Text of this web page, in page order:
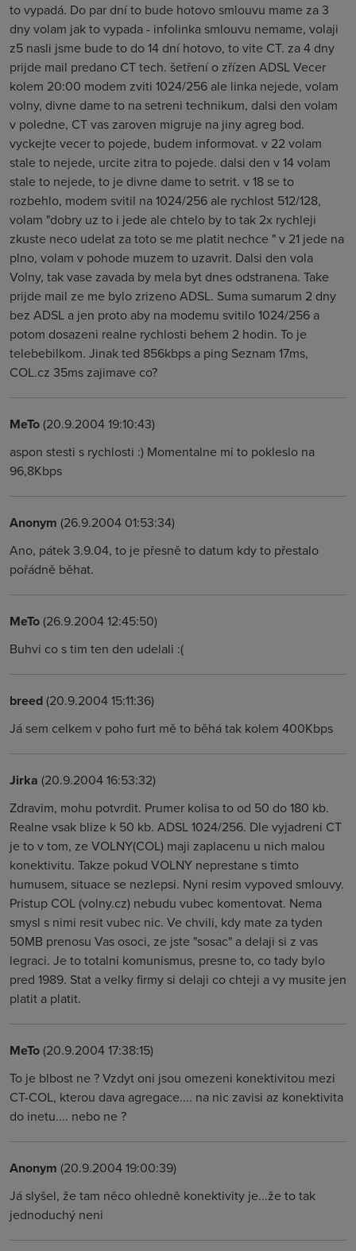
to vypadá. Do par dní to bude hotovo smlouvu mame za 3
dny volam jak to vypada - infolinka smlouvu nemame, volaji
z5 nasli jsme bude to do 14 dní hotovo, to vite CT. za 4 dny
prijde mail predano CT tech. šetření o zřízen ADSL Vecer
kolem 20:00 modem zviti 1024/256 ale linka nejede, volam
volny, divne dame to na setreni technikum, dalsi den volam
v poledne, CT vas zaroven migruje na jiny agreg bod.
vyckejte vecer to pojede, budem informovat. v 22 volam
stale to nejede, urcite zitra to pojede. dalsi den v 14 volam
stale to nejede, to je divne dame to setrit. v 18 se to
rozbehlo, modem svitil na 1024/256 ale rychlost 512/128,
volam "dobry uz to i jede ale chtelo by to tak 2x rychleji
zkuste neco udelat za toto se me platit nechce " v 21 jede na
plno, volam v pohode muzem to uzavrit. Dalsi den vola
Volny, tak vase zavada by mela byt dnes odstranena. Take
prijde mail ze me bylo zrizeno ADSL. Suma sumarum 2 dny
bez ADSL a jen proto aby na modemu svitilo 1024/256 a
potom dosazeni realne rychlosti behem 2 hodin. To je
telebebilkom. Jinak ted 856kbps a ping Seznam 17ms,
COL.cz 35ms zajimave co?
MeTo(20.9.2004 19:10:43)
aspon stesti s rychlosti :) Momentalne mi to pokleslo na
96,8Kbps
Anonym (26.9.2004 01:53:34)
Ano, pátek 3.9.04, to je přesně to datum kdy to přestalo
pořádně běhat.
MeTo(26.9.2004 12:45:50)
Buhvi co s tim ten den udelali :(
breed(20.9.2004 15:11:36)
Já sem celkem v poho furt mě to běhá tak kolem 400Kbps
Jirka (20.9.2004 16:53:32)
Zdravim, mohu potvrdit. Prumer kolisa to od 50 do 180 kb.
Realne vsak blize k 50 kb. ADSL 1024/256. Dle vyjadreni CT
je to v tom, ze VOLNY(COL) maji zaplacenu u nich malou
konektivitu. Takze pokud VOLNY neprestane s timto
humusem, situace se nezlepsi. Nyni resim vypoved smlouvy.
Pristup COL (volny.cz) nebudu vubec komentovat. Nema
smysl s nimi resit vubec nic. Ve chvili, kdy mate za tyden
50MB prenosu Vas osoci, ze jste "sosac" a delaji si z vas
legraci. Je to totalni komunismus, presne to, co tady bylo
pred 1989. Stat a velky firmy si delaji co chteji a vy musite jen
platit a platit.
MeTo(20.9.2004 17:38:15)
To je blbost ne ? Vzdyt oni jsou omezeni konektivitou mezi
CT-COL, kterou dava agregace.... na nic zavisi az konektivita
do inetu.... nebo ne ?
Anonym (20.9.2004 19:00:39)
Já slyšel, že tam něco ohledně konektivity je...že to tak
jednoduchý neni